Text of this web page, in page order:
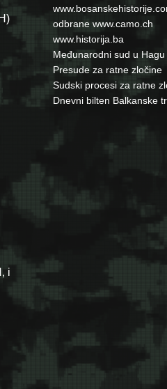
i
odbrane www.camo.ch
www.historija.ba
Međunarodni sud u Hagu
Presude za ratne zločine
Sudski procesi za ratne
Dnevni bilten Balkanske